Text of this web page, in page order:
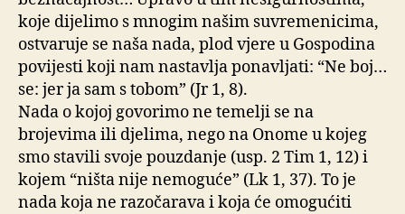
koje dijelimo s mnogim našim suvremenicima,
ostvaruje se naša nada, plod vjere u Gospodina
povijesti koji nam nastavlja ponavljati: “Ne boj…
se: jer ja sam s tobom” (Jr 1, 8).
Nada o kojoj govorimo ne temelji se na
brojevima ili djelima, nego na Onome u kojeg
smo stavili svoje pouzdanje (usp. 2 Tim 1, 12) i
kojem “ništa nije nemoguće” (Lk 1, 37). To je
nada koja ne razočarava i koja će omogućiti